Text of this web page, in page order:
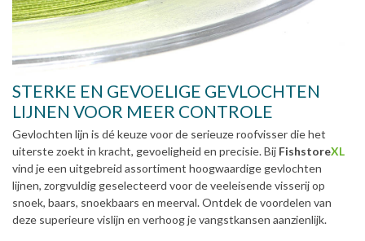
STERKE EN GEVOELIGE GEVLOCHTEN
LIJNEN VOOR MEER CONTROLE
Gevlochten lijn is dé keuze voor de serieuze roofvisser die het
uiterste zoekt in kracht, gevoeligheid en precisie. Bij FishstoreXL
vind je een uitgebreid assortiment hoogwaardige gevlochten
lijnen, zorgvuldig geselecteerd voor de veeleisende visserij op
snoek, baars, snoekbaars en meerval. Ontdek de voordelen van
deze superieure vislijn en verhoog je vangstkansen aanzienlijk.